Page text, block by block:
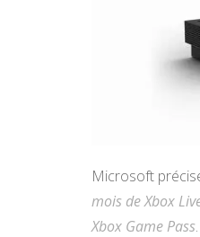
Microsoft
mois de Xbox
Xbox Game Pass